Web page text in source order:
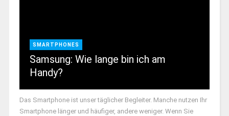
SMARTPHONES
Samsung: Wie lange bin ich am
Handy?
Das Smartphone ist unser täglicher Begleiter. Manche nutzen Ihr
Smartphone länger und häufiger, andere weniger. Wenn Sie